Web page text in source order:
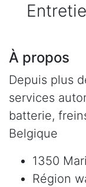
À propos
Depuis plus
services
batterie,
Belgique
1350
Région